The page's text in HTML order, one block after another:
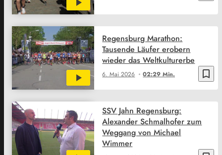
bookmark_border
6. Mai 2026 02:29 Min.
Regensburg Marathon:
Tausende Läufer erobern
wieder das Weltkulturerbe
SSV Jahn Regensburg:
Alexander Schmalhofer zum
Weggang von Michael
Wimmer